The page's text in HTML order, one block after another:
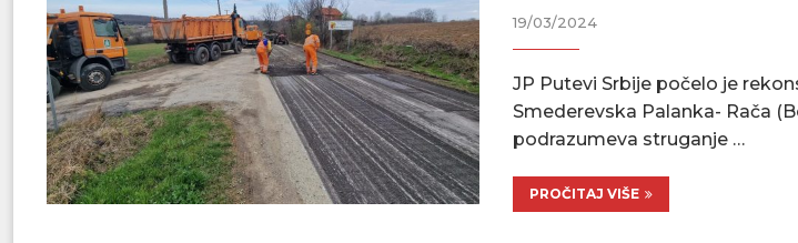
19/03/2024
JP Putevi Srbije počelo je
Smederevska Palanka- Rača
podrazumeva struganje …
PROČITAJ VIŠE